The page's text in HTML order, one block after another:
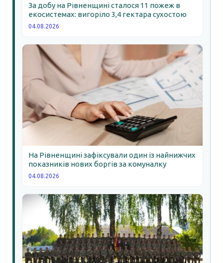
За добу на Рівненщині сталося 11 пожеж в
екосистемах: вигоріло 3,4 гектара сухостою
04.08.2026
На Рівненщині зафіксували один із найнижчих
показників нових боргів за комуналку
04.08.2026